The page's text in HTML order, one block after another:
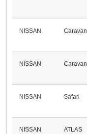
NISSAN Caravan
NISSAN Caravan
NISSAN Safari
NISSAN ATLAS